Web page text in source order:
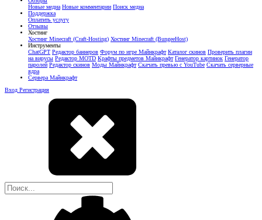
Новые медиа Новые комментарии Поиск медиа
Поддержка
Оплатить услугу
Отзывы
Хостинг
Хостинг Minecraft (Craft-Hosting) Хостинг Minecraft (BungeeHost)
Инструменты
ChatGPT Редактор баннеров Форум по игре Майнкрафт Каталог скинов Проверить плагин
на вирусы Редактор MOTD Крафты предметов Майнкрафт Генератор картинок Генератор
паролей Редактор скинов Моды Майнкрафт Скачать превью с YouTube Скачать серверные
ядра
Сервера Майнкрафт
Вход Регистрация